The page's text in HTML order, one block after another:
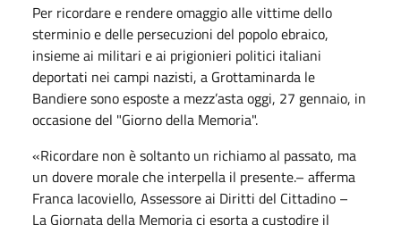
Per ricordare e rendere omaggio alle vittime dello
sterminio e delle persecuzioni del popolo ebraico,
insieme ai militari e ai prigionieri politici italiani
deportati nei campi nazisti, a Grottaminarda le
Bandiere sono esposte a mezz’asta oggi, 27 gennaio, in
occasione del "Giorno della Memoria".
«Ricordare non è soltanto un richiamo al passato, ma
un dovere morale che interpella il presente.– afferma
Franca Iacoviello, Assessore ai Diritti del Cittadino –
La Giornata della Memoria ci esorta a custodire il